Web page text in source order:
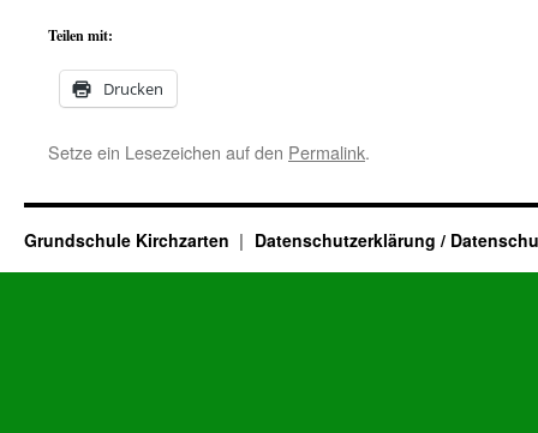
Teilen mit:
Drucken
Setze ein Lesezeichen auf den Permalink.
Grundschule Kirchzarten Datenschutzerklärung /